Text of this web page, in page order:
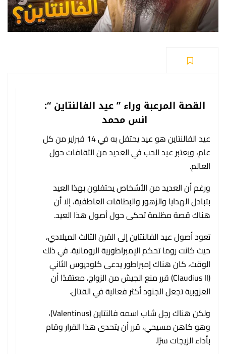
القصة المرعبة وراء ” عيد الفالنتاين “:
انس محمد
عيد الفالنتاين هو عيد يحتفل به في 14 فبراير من كل
عام، ويعتبر عيد الحب في العديد من الثقافات حول
العالم.
ورغم أن العديد من الأشخاص يحتفلون بهذا العيد
بتبادل الهدايا والزهور والبطاقات العاطفية، إلا أن
هناك قصة مظلمة تحكى حول أصول هذا العيد.
تعود أصول عيد الفالنتاين إلى القرن الثالث الميلادي،
حيث كانت روما تحكم الإمبراطورية الرومانية. في ذلك
الوقت، كان هناك إمبراطور يدعى كلوديوس الثاني
(Claudius II) قرر منع الجيش من الزواج، معتقدًا أن
العزوبية تجعل الجنود أكثر فعالية في القتال.
ولكن هناك رجل شاب اسمه فالنتاين (Valentinus)،
وهو كاهن مسيحي، قرر أن يتحدى هذا القرار وقام
بأداء الزيجات سرًا.